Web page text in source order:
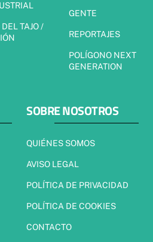
TAJO /
GENTE
REPORTAJES
POLÍGONO NEXT
GENERATION
SOBRE NOSOTROS
QUIÉNES SOMOS
AVISO LEGAL
POLÍTICA DE PRIVACIDAD
POLÍTICA DE COOKIES
CONTACTO